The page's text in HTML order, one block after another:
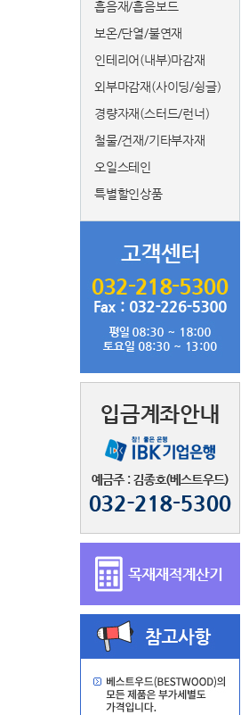
흡음재/흡음보드
보온/단열/불연재
인테리어(내부)마감재
외부마감재(사이딩/슁글)
경량자재(스터드/런너)
철물/건재/기타부자재
오일스테인
특별할인상품